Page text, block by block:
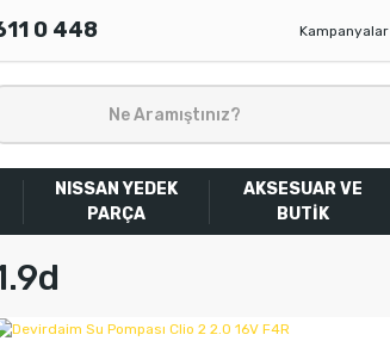
0 448 Kampanyalar
NISSAN YEDEK
PARÇA
AKSESUAR VE
BUTİK